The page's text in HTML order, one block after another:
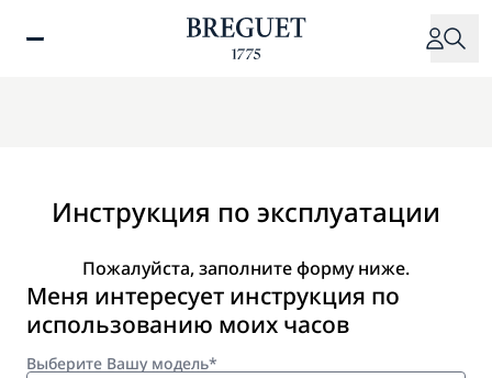
Инструкция по эксплуатации
Пожалуйста, заполните форму ниже.
Меня интересует инструкция по
использованию моих часов
Выберите Вашу модель*